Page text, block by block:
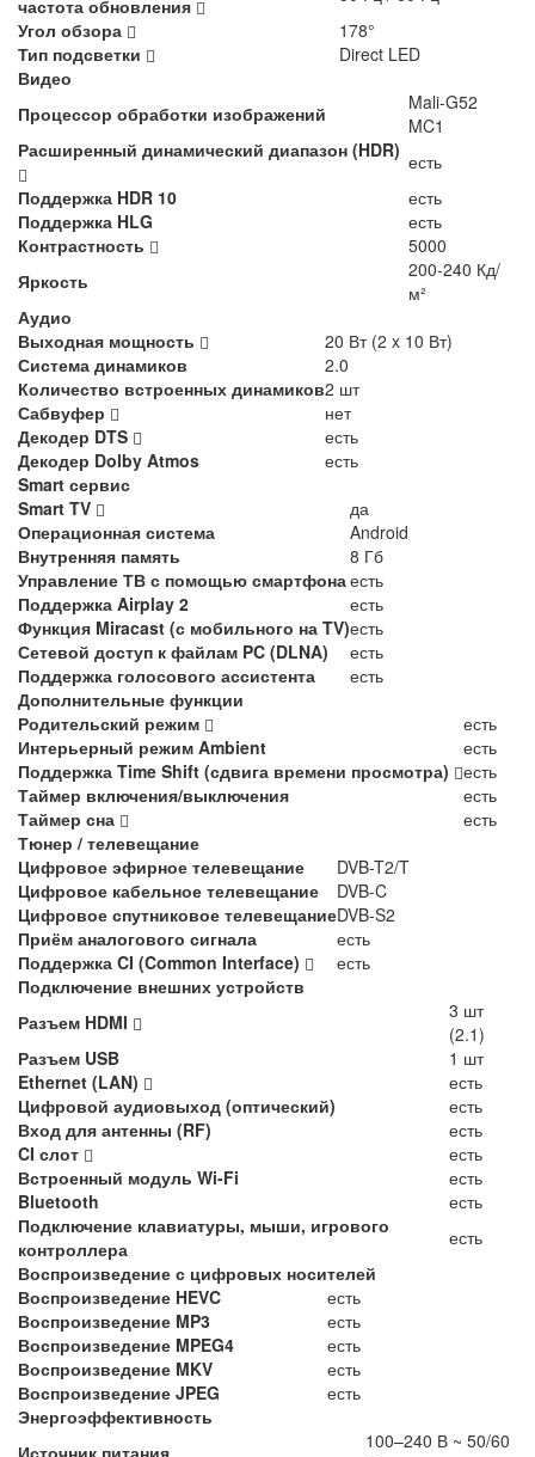
частота обновления
Угол обзора
178°
Тип подсветки
Direct LED
Видео
Процессор обработки изображений
Mali-G52
MC1
Расширенный динамический диапазон (HDR) есть
Поддержка HDR 10
есть
Поддержка HLG
есть
Контрастность
5000
Яркость
200-240 Кд/
м²
Аудио
Выходная мощность
20 Вт (2 x 10 Вт)
Система динамиков
2.0
Количество встроенных динамиков2 шт
Сабвуфер
нет
Декодер DTS
есть
Декодер Dolby Atmos
есть
Smart сервис
Smart TV
да
Операционная система
Android
Внутренняя память
8 Гб
Управление ТВ с помощью смартфонаесть
Поддержка Airplay 2
есть
Функция Miracast (с мобильного на TV)есть
Сетевой доступ к файлам PC (DLNA)
есть
Поддержка голосового ассистента
есть
Дополнительные функции
Родительский режим
есть
Интерьерный режим Ambient
есть
Поддержка Time Shift (сдвига времени просмотра)
есть
Таймер включения/выключения
есть
Таймер сна
есть
Тюнер / телевещание
Цифровое эфирное телевещание
DVB-T2/T
Цифровое кабельное телевещание
DVB-C
Цифровое спутниковое телевещаниеDVB-S2
Приём аналогового сигнала
есть
Поддержка CI (Common Interface)
есть
Подключение внешних устройств
Разъем HDMI
3 шт
(2.1)
Разъем USB
1 шт
Ethernet (LAN)
есть
Цифровой аудиовыход (оптический)
есть
Вход для антенны (RF)
есть
CI слот
есть
Встроенный модуль Wi-Fi
есть
Bluetooth
есть
Подключение клавиатуры, мыши, игрового
контроллера
есть
Воспроизведение с цифровых носителей
Воспроизведение HEVC
есть
Воспроизведение MP3
есть
Воспроизведение MPEG4
есть
Воспроизведение MKV
есть
Воспроизведение JPEG
есть
Энергоэффективность
100–240 В ~ 50/60